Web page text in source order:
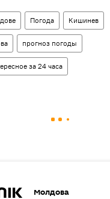
Погода Кишинев
прогноз погоды
за 24 часа
Молдова